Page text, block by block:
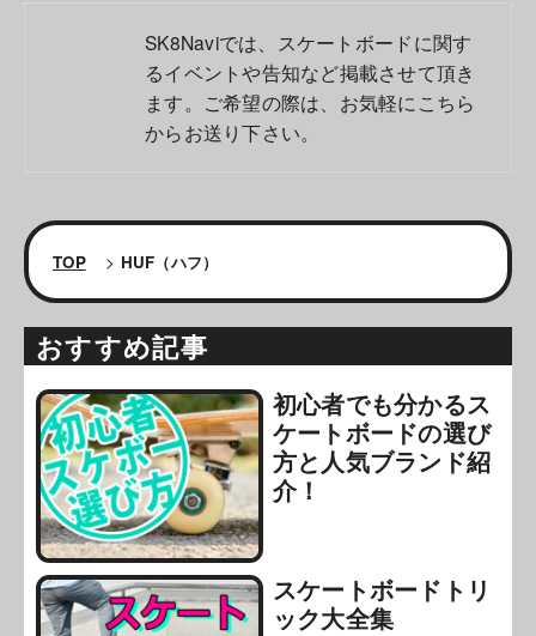
SK8Naviでは、スケートボードに関す
るイベントや告知など掲載させて頂き
ます。ご希望の際は、お気軽に こちら
からお送り下さい。
TOP > HUF（ハフ）
おすすめ記事
初心者でも分かるス
ケートボードの選び
方と人気ブランド紹
介！
スケートボードトリ
ック大全集